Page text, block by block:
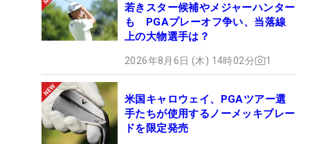
若きスター候補やメジャーハンター
も PGAプレーオフ争い、当落線
上の大物選手は？
2026年8月6日 (木) 14時02分 1
米国キャロウェイ、PGAツアー選
手たちが使用するノーメッキブレー
ドを限定発売